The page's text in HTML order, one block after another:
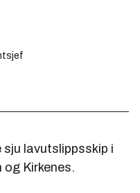
lavutslippsskip i
Kirkenes.